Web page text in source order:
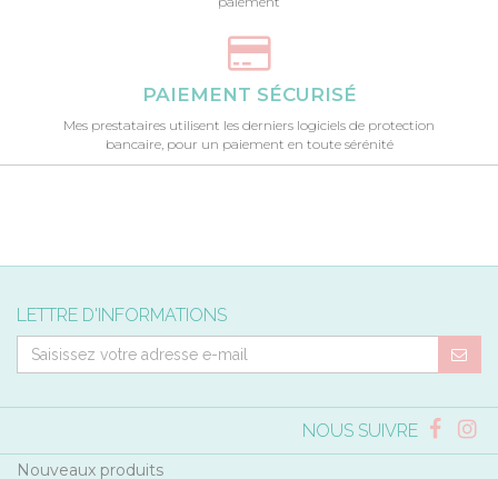
PAIEMENT SÉCURISÉ
Mes prestataires utilisent les derniers logiciels de protection
bancaire, pour un paiement en toute sérénité
LETTRE D'INFORMATIONS
NOUS SUIVRE
Nouveaux produits